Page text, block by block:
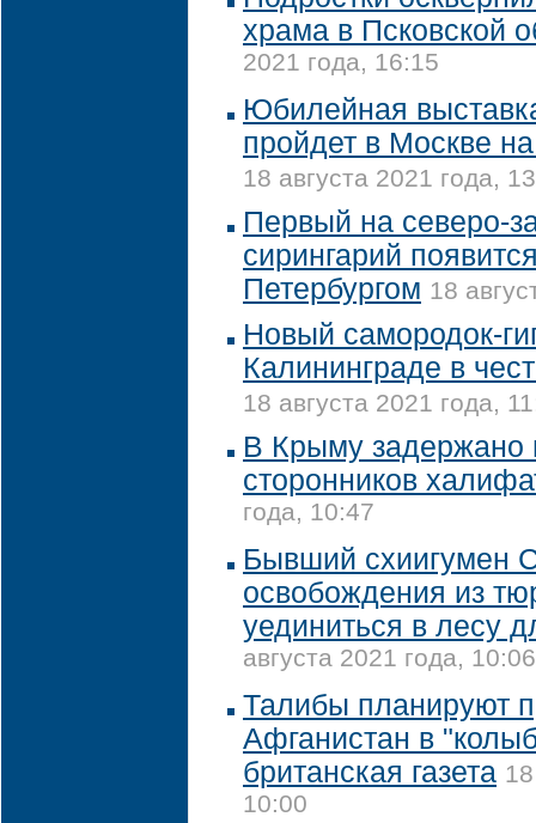
храма в Псковской
2021 года, 16:15
Юбилейная
пройдет в Москве
18 августа 2021 года,
Первый на северо-
сирингарий
Петербургом 18
Новый самородок-
Калининграде в
18 августа 2021 года,
В Крыму задержано
сторонников
года, 10:47
Бывший схиигумен
освобождения из
уединиться в лесу
августа 2021 года, 10:06
Талибы планируют
Афганистан в
британская газета
10:00